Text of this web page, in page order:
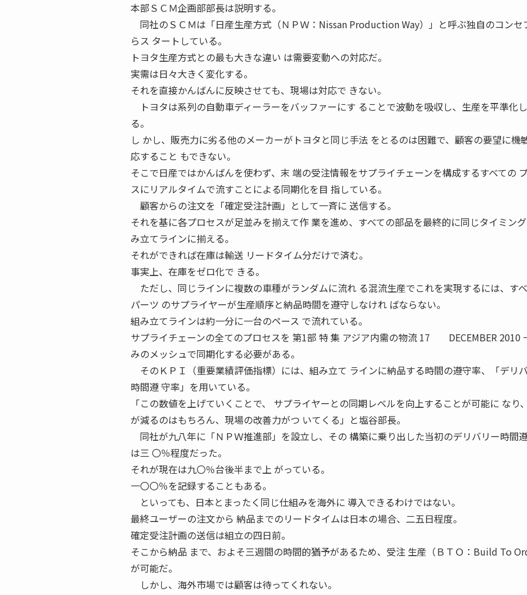
本部ＳＣＭ企画部部長は説明する。
同社のＳＣＭは「日産生産方式（ＮＰＷ：Nissan Production Way）」と呼ぶ独自のコンセ
らス タートしている。
トヨタ生産方式との最も大きな違い は需要変動への対応だ。
実需は日々大きく変化する。
それを直接かんばんに反映させても、現場は対応で きない。
トヨタは系列の自動車ディーラーをバッファーにす ることで波動を吸収し、生産を平準化
る。
し かし、販売力に劣る他のメーカーがトヨタと同じ手法 をとるのは困難で、顧客の要望に機
応すること もできない。
そこで日産ではかんばんを使わず、末 端の受注情報をサプライチェーンを構成するすべての
スにリアルタイムで流すことによる同期化を目 指している。
顧客からの注文を「確定受注計画」として一斉に 送信する。
それを基に各プロセスが足並みを揃えて作 業を進め、すべての部品を最終的に同じタイミン
み立てラインに揃える。
それができれば在庫は輸送 リードタイム分だけで済む。
事実上、在庫をゼロ化で きる。
ただし、同じラインに複数の車種がランダムに流れ る混流生産でこれを実現するには、す
パーツ のサプライヤーが生産順序と納品時間を遵守しなけれ ばならない。
組み立てラインは約一分に一台のペース で流れている。
サプライチェーンの全てのプロセスを 第1部 特 集 アジア内需の物流 17 DECEMBER 2010
みのメッシュで同期化する必要がある。
そのＫＰＩ（重要業績評価指標）には、組み立て ラインに納品する時間の遵守率、「デリ
時間遵 守率」を用いている。
「この数値を上げていくことで、 サプライヤーとの同期レベルを向上することが可能に なり
が減るのはもちろん、現場の改善力がつ いてくる」と塩谷部長。
同社が九八年に「ＮＰＷ推進部」を設立し、その 構築に乗り出した当初のデリバリー時間
は三 〇％程度だった。
それが現在は九〇％台後半まで上 がっている。
一〇〇％を記録することもある。
といっても、日本とまったく同じ仕組みを海外に 導入できるわけではない。
最終ユーザーの注文から 納品までのリードタイムは日本の場合、二五日程度。
確定受注計画の送信は組立の四日前。
そこから納品 まで、およそ三週間の時間的猶予があるため、受注 生産（ＢＴＯ：Build To
が可能だ。
しかし、海外市場では顧客は待ってくれない。